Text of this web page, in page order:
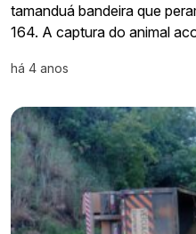
tamanduá bandeira que
164. A captura do animal
há 4 anos